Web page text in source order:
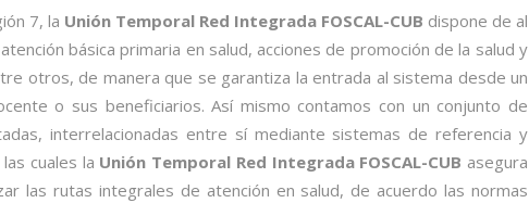
7, la Unión Temporal Red Integrada FOSCAL-CUB dispone de al
básica primaria en salud, acciones de promoción de la salud y
otros, de manera que se garantiza la entrada al sistema desde un
o sus beneficiarios. Así mismo contamos con un conjunto de
interrelacionadas entre sí mediante sistemas de referencia y
cuales la Unión Temporal Red Integrada FOSCAL-CUB asegura
las rutas integrales de atención en salud, de acuerdo las normas